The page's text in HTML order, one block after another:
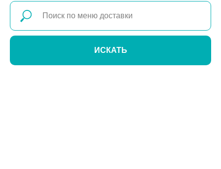
ИСКАТЬ